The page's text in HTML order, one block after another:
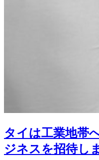
タイは工業地帯
ジネスを招待し